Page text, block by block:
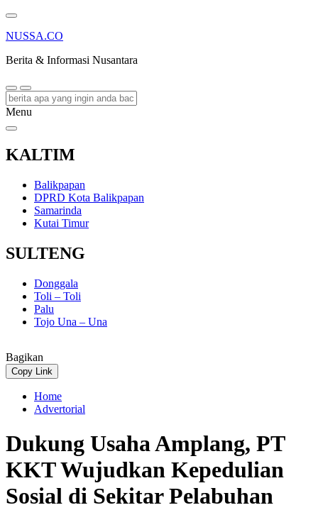
NUSSA.CO
Berita & Informasi Nusantara
Menu
KALTIM
Balikpapan
DPRD Kota Balikpapan
Samarinda
Kutai Timur
SULTENG
Donggala
Toli – Toli
Palu
Tojo Una – Una
Bagikan
Copy Link
Home
Advertorial
Dukung Usaha Amplang, PT
KKT Wujudkan Kepedulian
Sosial di Sekitar Pelabuhan